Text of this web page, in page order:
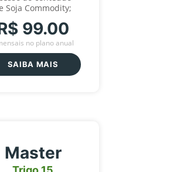
Soja Commodity;
99.00
no plano anual
SAIBA MAIS
Master